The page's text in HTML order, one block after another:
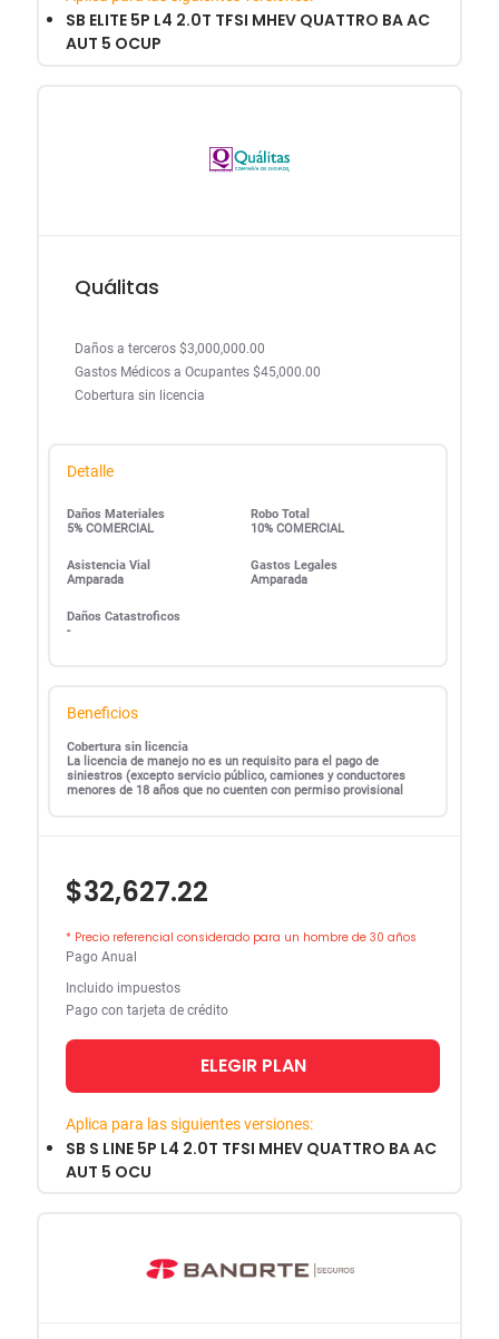
SB ELITE 5P L4 2.0T TFSI MHEV QUATTRO BA AC
AUT 5 OCUP
Quálitas
Daños a terceros $3,000,000.00
Gastos Médicos a Ocupantes $45,000.00
Cobertura sin licencia
Detalle
Daños Materiales
5% COMERCIAL
Robo Total
10% COMERCIAL
Asistencia Vial
Amparada
Gastos Legales
Amparada
Daños Catastroficos
-
Beneficios
Cobertura sin licencia
La licencia de manejo no es un requisito para el pago de
siniestros (excepto servicio público, camiones y conductores
menores de 18 años que no cuenten con permiso provisional
$32,627.22
* Precio referencial considerado para un hombre de 30 años
Pago Anual
Incluido impuestos
Pago con tarjeta de crédito
ELEGIR PLAN
Aplica para las siguientes versiones:
SB S LINE 5P L4 2.0T TFSI MHEV QUATTRO BA AC
AUT 5 OCU